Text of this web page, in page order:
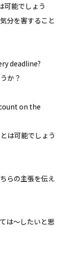
可能でしょう
分を害すること
deadline?
か？
on the
は可能でしょう
らの主張を伝え
は〜したいと思